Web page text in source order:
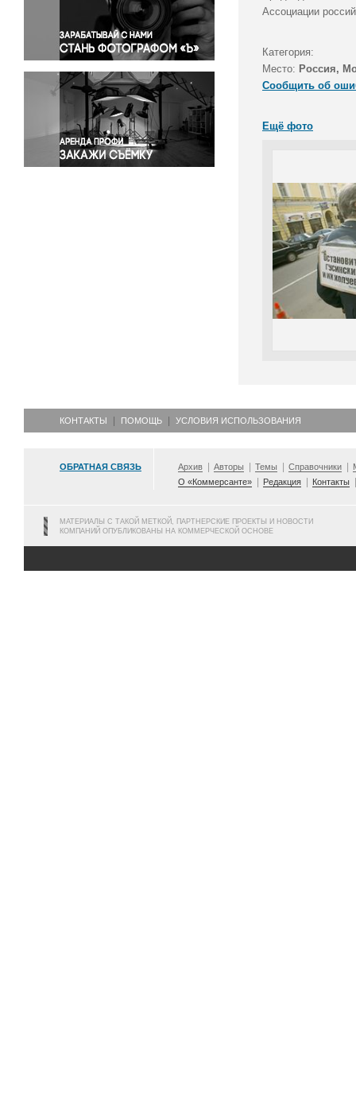
Правосудие
Происшествия и конфликты
Религия
Светская жизнь
Спорт
Экология
Экономика и бизнес
Ассоциации
Категория:
Место: Россия,
Сообщить об
Ещё фото
КОНТАКТЫ ПОМОЩЬ УСЛОВИЯ ИСПОЛЬЗОВАНИЯ
ОБРАТНАЯ СВЯЗЬ Архив Авторы Темы Справочники
О «Коммерсанте»
Редакция Контакты
МАТЕРИАЛЫ С ТАКОЙ МЕТКОЙ, ПАРТНЕРСКИЕ ПРОЕКТЫ И НОВОСТИ
КОМПАНИЙ ОПУБЛИКОВАНЫ НА КОММЕРЧЕСКОЙ ОСНОВЕ